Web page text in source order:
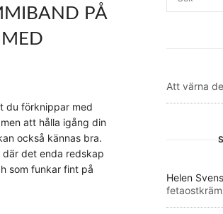
PÅ
du förknippar med
att hålla igång din
också kännas bra.
det enda redskap
som funkar fint på
Att värna
Helen